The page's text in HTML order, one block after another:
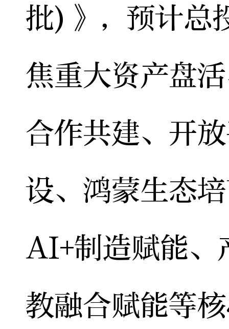
批)》，预计总
焦重大资产盘
合作共建、开
设、鸿蒙生态
AI+制造赋能、
教融合赋能等